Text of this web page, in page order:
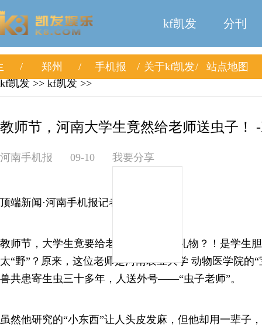
kf凯发 分刊
郑州 手机报 关于kf凯发
站点地图
kf凯发 >> kf凯发 >>
教师节，河南大学生竟然给老师送虫子！
河南手机报 09-10 我要分享
顶端新闻·河南手机报记者 周玉筝
教师节，大学生竟要给老师送“虫子”当礼物？！是学生
太“野”？原来，这位老师是河南农业大学 动物医学院的
兽共患寄生虫三十多年，人送外号——“虫子老师”。
虽然他研究的“小东西”让人头皮发麻，但他却用一辈子